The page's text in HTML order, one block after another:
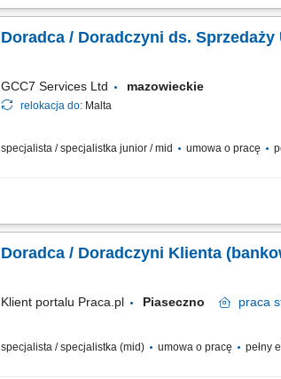
Analiza potrzeb finansowych klientów indywidualnych
Doradca / Doradczyni ds. Sprzedaży
GCC7 Services Ltd mazowieckie
relokacja do: Malta
specjalista / specjalistka junior / mid umowa o pracę
Zakres obowiązków: Prowadzenie telefonicznych
Doradca / Doradczyni Klienta
Klient portalu Praca.pl Piaseczno praca
specjalista / specjalistka (mid) umowa o pracę pełny